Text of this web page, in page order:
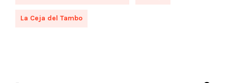
La Ceja del Tambo